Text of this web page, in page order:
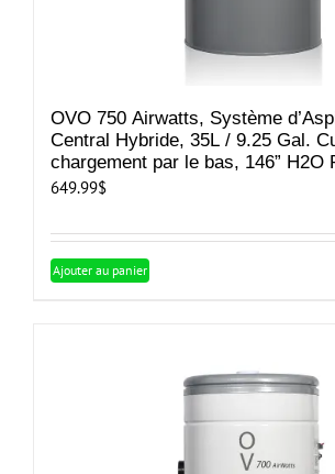
OVO 750 Airwatts, Système
Central Hybride, 35L / 9.25 Gal.
chargement par le bas, 146” H2O
d’aspiration, couvre jusqu’à 10 000
649.99$
Ajouter au panier